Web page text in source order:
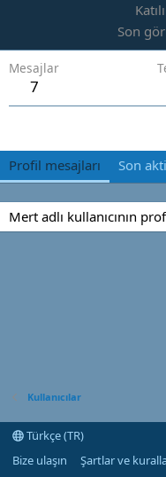
Son
Mesajlar
7
Profil mesajları Son
Mert adlı kullanıcının
Kullanıcılar
Türkçe (TR)
Bize ulaşın
Şartlar ve